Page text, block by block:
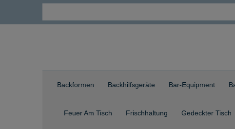
Backformen Backhilfsgeräte Bar-Equipment
Feuer Am Tisch Frischhaltung Gedeckter Tisch